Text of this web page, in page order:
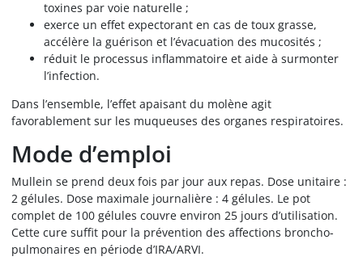
toxines par voie naturelle ;
exerce un effet expectorant en cas de toux grasse,
accélère la guérison et l’évacuation des mucosités ;
réduit le processus inflammatoire et aide à surmonter
l’infection.
Dans l’ensemble, l’effet apaisant du molène agit
favorablement sur les muqueuses des organes respiratoires.
Mode d’emploi
Mullein se prend deux fois par jour aux repas. Dose unitaire :
2 gélules. Dose maximale journalière : 4 gélules. Le pot
complet de 100 gélules couvre environ 25 jours d’utilisation.
Cette cure suffit pour la prévention des affections broncho-
pulmonaires en période d’IRA/ARVI.